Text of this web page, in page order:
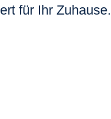
für Ihr Zuhause.